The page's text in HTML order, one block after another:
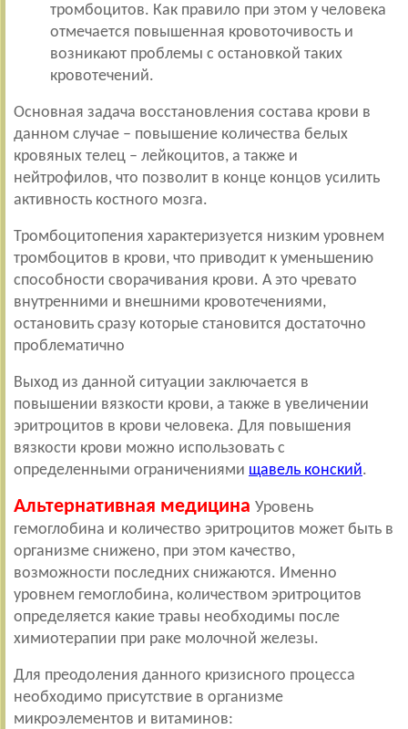
тромбоцитов. Как правило при этом у человека
отмечается повышенная кровоточивость и
возникают проблемы с остановкой таких
кровотечений.
Основная задача восстановления состава крови в
данном случае – повышение количества белых
кровяных телец – лейкоцитов, а также и
нейтрофилов, что позволит в конце концов усилить
активность костного мозга.
Тромбоцитопения характеризуется низким уровнем
тромбоцитов в крови, что приводит к уменьшению
способности сворачивания крови. А это чревато
внутренними и внешними кровотечениями,
остановить сразу которые становится достаточно
проблематично
Выход из данной ситуации заключается в
повышении вязкости крови, а также в увеличении
эритроцитов в крови человека. Для повышения
вязкости крови можно использовать с
определенными ограничениями щавель конский.
Альтернативная медицина Уровень
гемоглобина и количество эритроцитов может быть в
организме снижено, при этом качество,
возможности последних снижаются. Именно
уровнем гемоглобина, количеством эритроцитов
определяется какие травы необходимы после
химиотерапии при раке молочной железы.
Для преодоления данного кризисного процесса
необходимо присутствие в организме
микроэлементов и витаминов: